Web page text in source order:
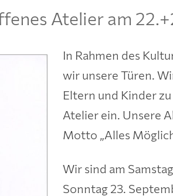
Atelier am
In Rahmen des
wir unsere Türen.
Eltern und Kinder
Atelier ein. Unsere
Motto „Alles
Wir sind am
Sonntag 23.